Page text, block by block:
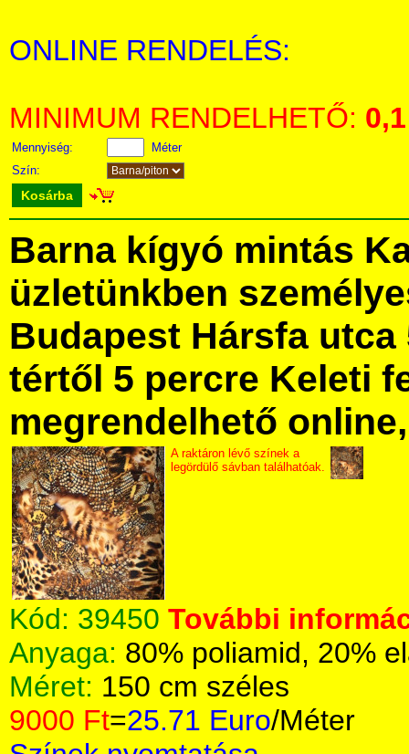
ONLINE RENDELÉS:
MINIMUM RENDELHETŐ: 0,1
Mennyiség:
Méter
Szín:
Kosárba
Barna kígyó mintás
üzletünkben
Budapest Hársfa utca
tértől 5 percre Keleti
megrendelhető
A raktáron lévő színek a
legördülő sávban találhatóak.
Kód: 39450 További
Anyaga: 80% poliamid, 20%
Méret: 150 cm széles
9000 Ft=25.71 Euro/Méter